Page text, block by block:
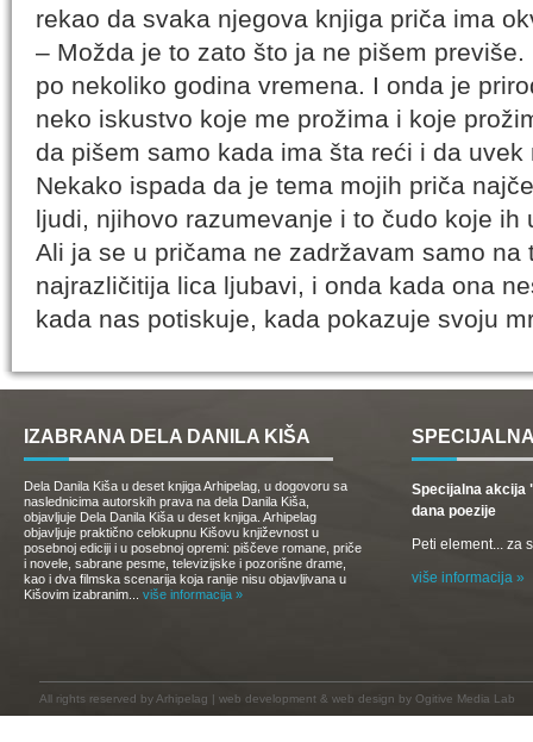
rekao da svaka njegova knjiga priča ima
– Možda je to zato što ja ne pišem
po nekoliko godina vremena. I onda je
neko iskustvo koje me prožima i koje
da pišem samo kada ima šta reći i da
Nekako ispada da je tema mojih priča
ljudi, njihovo razumevanje i to čudo koje ih
Ali ja se u pričama ne zadržavam samo
najrazličitija lica ljubavi, i onda kada ona
kada nas potiskuje, kada pokazuje svoju
IZABRANA DELA DANILA KIŠA
Dela Danila Kiša u deset knjiga Arhipelag, u dogovoru sa
naslednicima autorskih prava na dela Danila Kiša,
objavljuje Dela Danila Kiša u deset knjiga. Arhipelag
objavljuje praktično celokupnu Kišovu književnost u
posebnoj ediciji i u posebnoj opremi: piščeve romane, priče
i novele, sabrane pesme, televizijske i pozorišne drame,
kao i dva filmska scenarija koja ranije nisu objavljivana u
Kišovim izabranim... više informacija »
Specijalna akcija
dana poezije
Peti element... za
više informacija »
All rights reserved by Arhipelag | web development & web design by Ogitive Media Lab